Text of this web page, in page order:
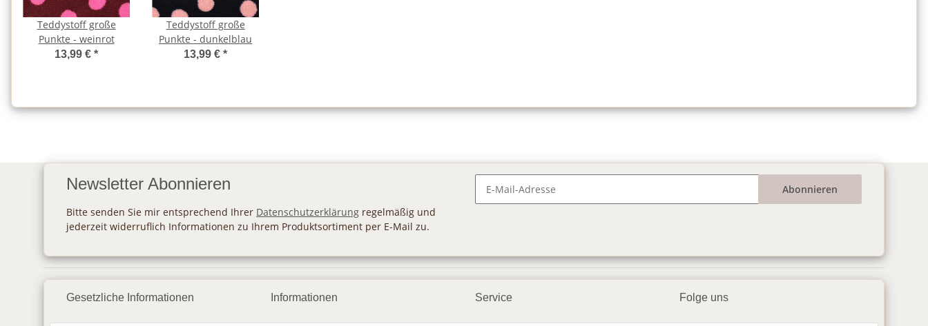
Teddystoff große
Punkte - weinrot
13,99 €*
Teddystoff große
Punkte - dunkelblau
13,99 €*
Newsletter Abonnieren
Bitte senden Sie mir entsprechend Ihrer Datenschutzerklärung regelmäßig und
jederzeit widerruflich Informationen zu Ihrem Produktsortiment per E-Mail zu.
Abonnieren
Gesetzliche Informationen Informationen Service Folge uns